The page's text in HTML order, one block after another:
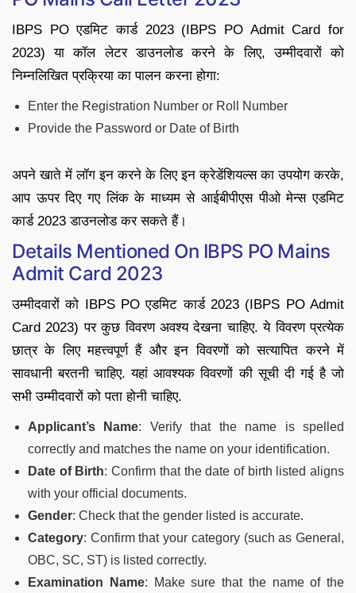
IBPS PO एडमिट कार्ड 2023 (IBPS PO Admit Card for
2023) या कॉल लेटर डाउनलोड करने के लिए, उम्मीदवारों को
निम्नलिखित प्रक्रिया का पालन करना होगा:
Enter the Registration Number or Roll Number
Provide the Password or Date of Birth
अपने खाते में लॉग इन करने के लिए इन क्रेडेंशियल्स का उपयोग करके,
आप ऊपर दिए गए लिंक के माध्यम से आईबीपीएस पीओ मेन्स एडमिट
कार्ड 2023 डाउनलोड कर सकते हैं।
Details Mentioned On IBPS PO Mains
Admit Card 2023
उम्मीदवारों को IBPS PO एडमिट कार्ड 2023 (IBPS PO Admit
Card 2023) पर कुछ विवरण अवश्य देखना चाहिए. ये विवरण प्रत्येक
छात्र के लिए महत्त्वपूर्ण हैं और इन विवरणों को सत्यापित करने में
सावधानी बरतनी चाहिए. यहां आवश्यक विवरणों की सूची दी गई है जो
सभी उम्मीदवारों को पता होनी चाहिए.
Applicant’s Name: Verify that the name is spelled
correctly and matches the name on your identification.
Date of Birth: Confirm that the date of birth listed aligns
with your official documents.
Gender: Check that the gender listed is accurate.
Category: Confirm that your category (such as General,
OBC, SC, ST) is listed correctly.
Examination Name: Make sure that the name of the